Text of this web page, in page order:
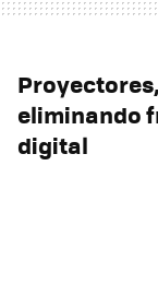
eliminando
digital